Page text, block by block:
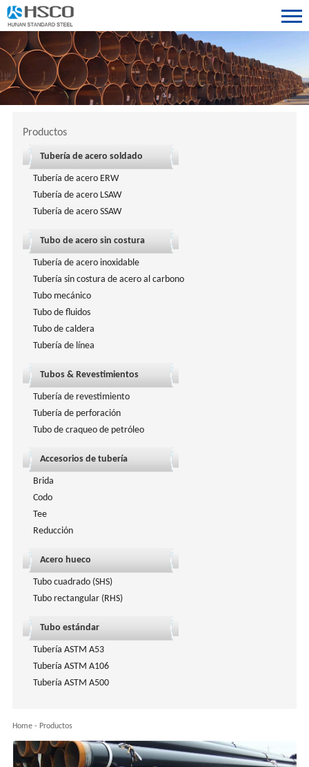
Productos
Tubería de acero soldado
Tubería de acero ERW
Tubería de acero LSAW
Tubería de acero SSAW
Tubo de acero sin costura
Tubería de acero inoxidable
Tubería sin costura de acero al carbono
Tubo mecánico
Tubo de fluidos
Tubo de caldera
Tubería de línea
Tubos & Revestimientos
Tubería de revestimiento
Tubería de perforación
Tubo de craqueo de petróleo
Accesorios de tubería
Brida
Codo
Tee
Reducción
Acero hueco
Tubo cuadrado (SHS)
Tubo rectangular (RHS)
Tubo estándar
Tubería ASTM A53
Tubería ASTM A106
Tubería ASTM A500
Home- Productos